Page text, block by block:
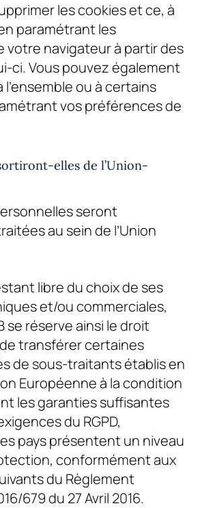
les cookies et ce, à
paramétrant les
votre navigateur à partir des
ci. Vous pouvez également
ou à certains
vos préférences de
elles de l’Union-
seront
au sein de l’Union
libre du choix de ses
et/ou commerciales,
se réserve ainsi le droit
transférer certaines
de sous-traitants établis en
Européenne à la condition
les garanties suffisantes
du RGPD,
pays présentent un niveau
conformément aux
du Règlement
679 du 27 Avril 2016.